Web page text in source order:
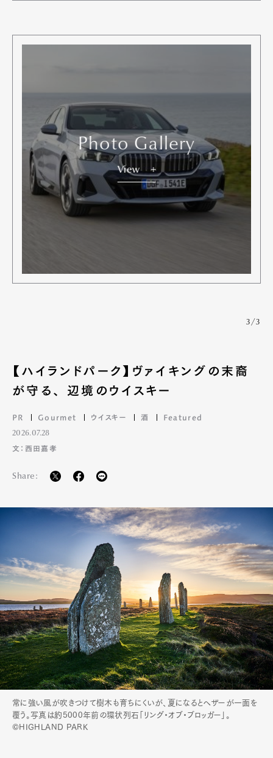
Photo Gallery
View
3/3
【ハイランドパーク】ヴァイキングの末裔
が守る、 辺境のウイスキー
PR Gourmet ウイスキー 酒 Featured
2026.07.28
文：西田嘉孝
Share:
常に強い風が吹きつけて樹木も育ちにくいが、夏になるとヘザーが一面を
覆う。写真は約5000年前の環状列石「リング・オブ・ブロッガー」。
©HIGHLAND PARK